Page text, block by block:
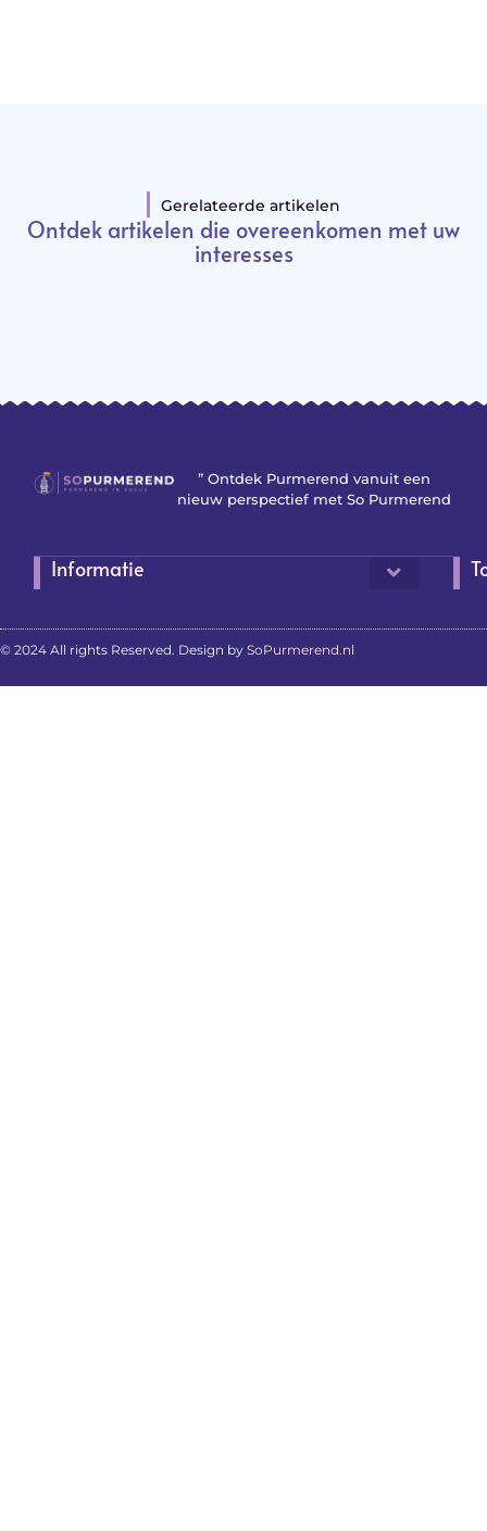
Gerelateerde artikelen
Ontdek artikelen die overeenkomen met uw
interesses
” Ontdek Purmerend vanuit een
nieuw perspectief met So Purmerend
Informatie
© 2024 All rights Reserved. Design by SoPurmerend.nl